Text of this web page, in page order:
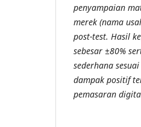
penyampaian
merek (nama
post-test. Hasil
sebesar ±80%
sederhana
dampak positif
pemasaran